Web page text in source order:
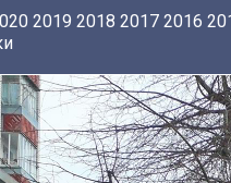
2019 2018 2017 2016